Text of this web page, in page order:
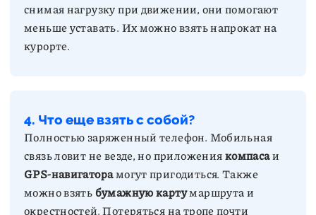
снимая нагрузку при движении, они помогают
меньше уставать. Их можно взять напрокат на
курорте.
4. Что еще взять с собой?
Полностью заряженный телефон. Мобильная
связь ловит не везде, но приложениякомпасаи
GPS-навигаторамогут пригодиться. Также
можно взять бумажную картумаршрута и
окрестностей. Потеряться на тропе почти